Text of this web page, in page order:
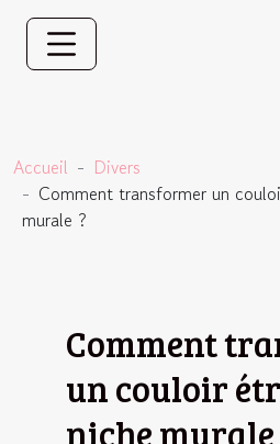
Accueil
Divers
Comment transformer un
murale ?
Comment
un couloir
niche murale